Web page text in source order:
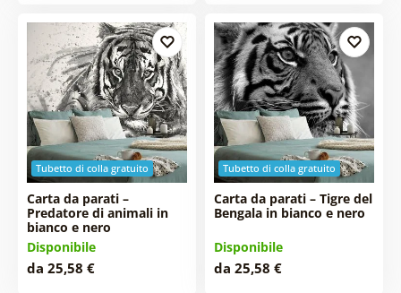
Tubetto di colla gratuito
Carta da parati –
Predatore di animali in
bianco e nero
Disponibile
da 25,58 €
Tubetto di colla gratuito
Carta da parati – Tigre del
Bengala in bianco e nero
Disponibile
da 25,58 €